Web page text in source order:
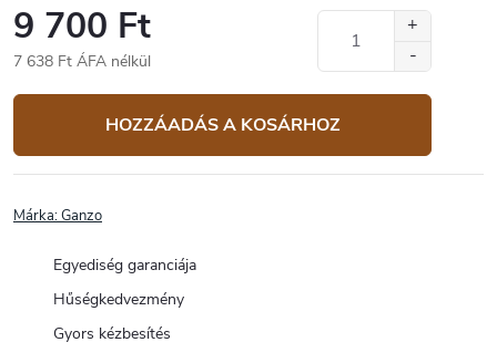
9 700 Ft
7 638 Ft ÁFA nélkül
HOZZÁADÁS A KOSÁRHOZ
Márka:Ganzo
Egyediség garanciája
Hűségkedvezmény
Gyors kézbesítés